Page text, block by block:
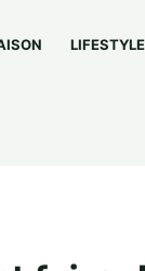
LIFESTYLE